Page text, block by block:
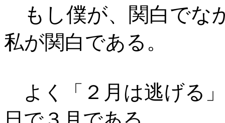
もし僕が、関白でな
私が関白である。
よく「 ２月は逃げる